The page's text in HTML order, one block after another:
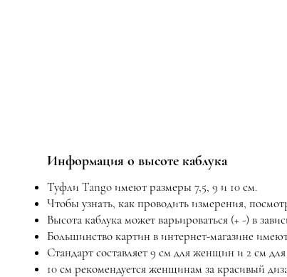
Информация о высоте каблука
Туфли Tango имеют размеры 7,5, 9 и 10 см.
Чтобы узнать, как проводить измерения,
Высота каблука может варьироваться (+ -) в
Большинство картин в интернет-магазине
Стандарт составляет 9 см для женщин и 2 см
10 см рекомендуется женщинам за красивый